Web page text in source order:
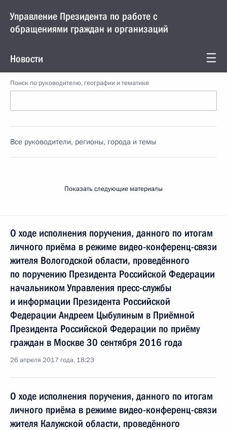
Управление Президента по работе с
обращениями граждан и организаций
Новости
Поиск по руководителю, географии и тематике
Все руководители, регионы, города и темы
Показать следующие материалы
О ходе исполнения поручения, данного по итогам
личного приёма в режиме видео-конференц-связи
жителя Вологодской области, проведённого
по поручению Президента Российской Федерации
начальником Управления пресс-службы
и информации Президента Российской
Федерации Андреем Цыбулиным в Приёмной
Президента Российской Федерации по приёму
граждан в Москве 30 сентября 2016 года
26 апреля 2017 года, 18:23
О ходе исполнения поручения, данного по итогам
личного приёма в режиме видео-конференц-связи
жителя Калужской области, проведённого